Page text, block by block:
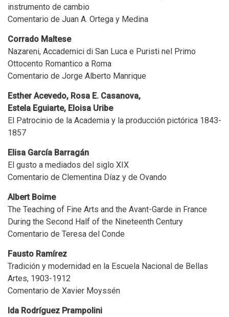
instrumento de cambio
Comentario de Juan A. Ortega y Medina
Corrado Maltese
Nazareni, Accademici di San Luca e Puristi nel Primo
Ottocento Romantico a Roma
Comentario de Jorge Alberto Manrique
Esther Acevedo, Rosa E. Casanova,
Estela Eguiarte, Eloisa Uribe
El Patrocinio de la Academia y la producción pictórica 1843-
1857
Elisa García Barragán
El gusto a mediados del siglo XIX
Comentario de Clementina Díaz y de Ovando
Albert Boime
The Teaching of Fine Arts and the Avant-Garde in France
During the Second Half of the Nineteenth Century
Comentario de Teresa del Conde
Fausto Ramírez
Tradición y modernidad en la Escuela Nacional de Bellas
Artes, 1903-1912
Comentario de Xavier Moyssén
Ida Rodríguez Prampolini